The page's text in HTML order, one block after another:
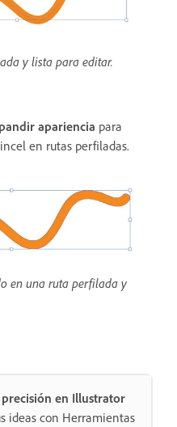
y lista para editar.
apariencia para
en rutas perfiladas.
en una ruta perfilada y
en Illustrator
ideas con Herramientas